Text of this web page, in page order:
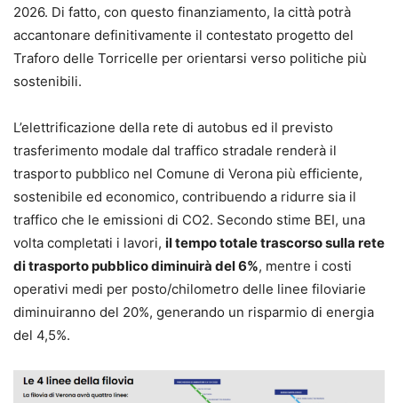
2026. Di fatto, con questo finanziamento, la città potrà
accantonare definitivamente il contestato progetto del
Traforo delle Torricelle per orientarsi verso politiche più
sostenibili.
L’elettrificazione della rete di autobus ed il previsto
trasferimento modale dal traffico stradale renderà il
trasporto pubblico nel Comune di Verona più efficiente,
sostenibile ed economico, contribuendo a ridurre sia il
traffico che le emissioni di CO2. Secondo stime BEI, una
volta completati i lavori, il tempo totale trascorso sulla rete
di trasporto pubblico diminuirà del 6%, mentre i costi
operativi medi per posto/chilometro delle linee filoviarie
diminuiranno del 20%, generando un risparmio di energia
del 4,5%.